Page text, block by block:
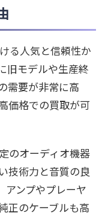
る人気と信頼性か
旧モデルや生産終
需要が非常に高
価格での買取が可
のオーディオ機器
技術力と音質の良
アンプやプレーヤ
正のケーブルも高